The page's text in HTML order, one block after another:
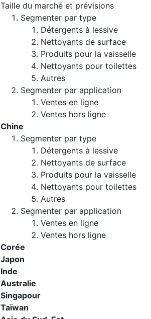
Taille du marché et prévisions
Segmenter par type
Détergents à lessive
Nettoyants de surface
Produits pour la vaisselle
Nettoyants pour toilettes
Autres
Segmenter par application
Ventes en ligne
Ventes hors ligne
Chine
Segmenter par type
Détergents à lessive
Nettoyants de surface
Produits pour la vaisselle
Nettoyants pour toilettes
Autres
Segmenter par application
Ventes en ligne
Ventes hors ligne
Corée
Japon
Inde
Australie
Singapour
Taïwan